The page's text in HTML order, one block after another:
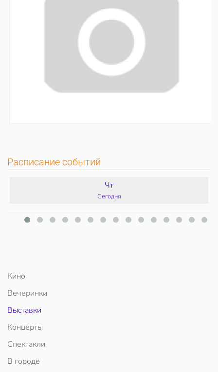
Расписание событий
Чт
Сегодня
Кино
Вечеринки
Выставки
Концерты
Спектакли
В городе